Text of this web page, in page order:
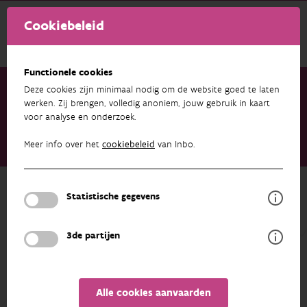
Cookiebeleid
Functionele cookies
Deze cookies zijn minimaal nodig om de website goed te laten
werken. Zij brengen, volledig anoniem, jouw gebruik in kaart
voor analyse en onderzoek.
Meer info over het cookiebeleid van Inbo.
Statistische gegevens
3de partijen
Alle cookies aanvaarden
Onderzoek & resultaten
Handboek voor beheerders. Europese natuurdoelstellingen op
het terrein: deel II Soorten
Handboek voor beheerders. Europese
natuurdoelstellingen op het terrein: